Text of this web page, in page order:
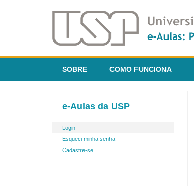
SOBRE COMO FUNCIONA
e-Aulas da USP
Login
Esqueci minha senha
Cadastre-se